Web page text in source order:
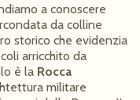
a conoscere
da colline
storico che evidenzia
arricchito da
è la Rocca
militare